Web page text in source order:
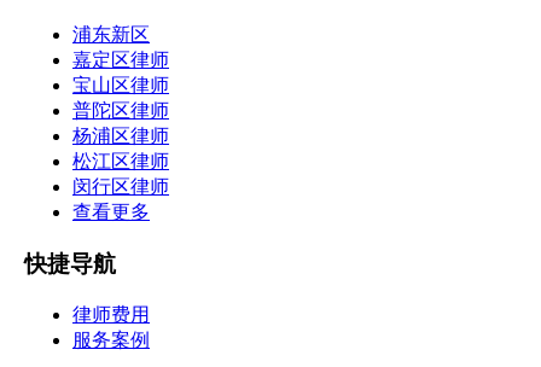
浦东新区
嘉定区律师
宝山区律师
普陀区律师
杨浦区律师
松江区律师
闵行区律师
查看更多
快捷导航
律师费用
服务案例